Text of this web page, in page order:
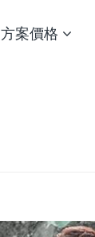
方案價格